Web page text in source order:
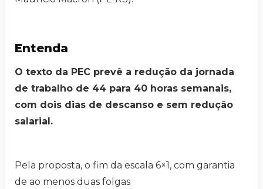
Entenda
O texto da PEC prevê a redução da jornada
de trabalho de 44 para 40 horas semanais,
com dois dias de descanso e sem redução
salarial.
Pela proposta, o fim da escala 6×1, com garantia
de ao menos duas folgas